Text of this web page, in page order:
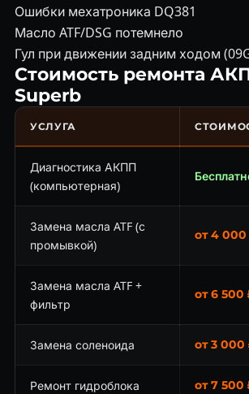
Ошибки мехатроника DQ381
Масло ATF/DSG потемнело
Гул при движении задним ходом
Стоимость ремонта
Superb
УСЛУГА
Диагностика АКПП
(компьютерная)
Замена масла ATF (с
промывкой)
от 4 000
Замена масла ATF +
фильтр
от 6 500
Замена соленоида от 3 000
Ремонт гидроблока от 7 500